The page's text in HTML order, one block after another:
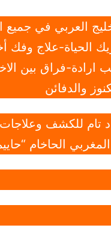
العربي في جميع
الحياة-علاج وفك
فراق بين
والدفائن
تام للكشف
الحاخام